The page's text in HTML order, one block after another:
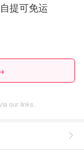
提可免运
our links.